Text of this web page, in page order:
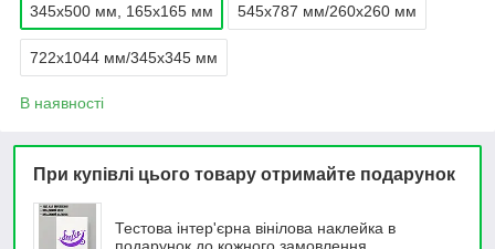
345х500 мм, 165х165 мм 545х787 мм/260х260 мм
722х1044 мм/345х345 мм
В наявності
При купівлі цього товару отримайте подарунок
Тестова інтер'єрна вінілова наклейка в
подарунок до кожного замовлення